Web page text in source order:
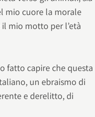
mio cuore la morale
mio motto per l’età
fatto capire che questa
un ebraismo di
e derelitto, di